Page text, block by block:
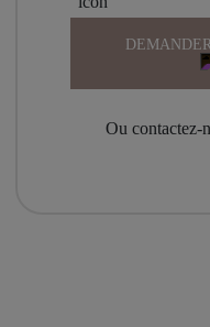
Ou contactez-